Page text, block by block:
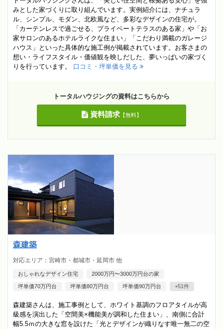
みとした家づくりに取り組んでいます。実例紹介には、ナチュラ
ル、シンプル、モダン、北欧風など、多彩なデザインの住宅が。
「カーテンレスで過ごせる、プライベートテラスのある家」や「お
家サロンのあるホテルライクな住まい」「こだわり満載のガレージ
ハウス」といった具体的な施工例が掲載されています。お客さまの
想い・ライフスタイル・価値観を映しだした、夢いっぱいの家づく
りを行っています。 口コミ・坪単価を見る
トータルハウジングの資料はこちらから
資料請求【無料】
森建築
対応エリア：宮崎市・都城市・延岡市 他
おしゃれなデザイン住宅 2000万円〜3000万円台の家
坪単価70万円台 坪単価80万円台 坪単価90万円台 +51件
森建築さんは、施工事例として、ホワイト基調のフロアタイルが高
級感を演出した「空間美×機能美が調和した住まい」、南側に合計
幅5.5ｍの大きな窓を設けた「光とデザインが織りなす唯一無二の空